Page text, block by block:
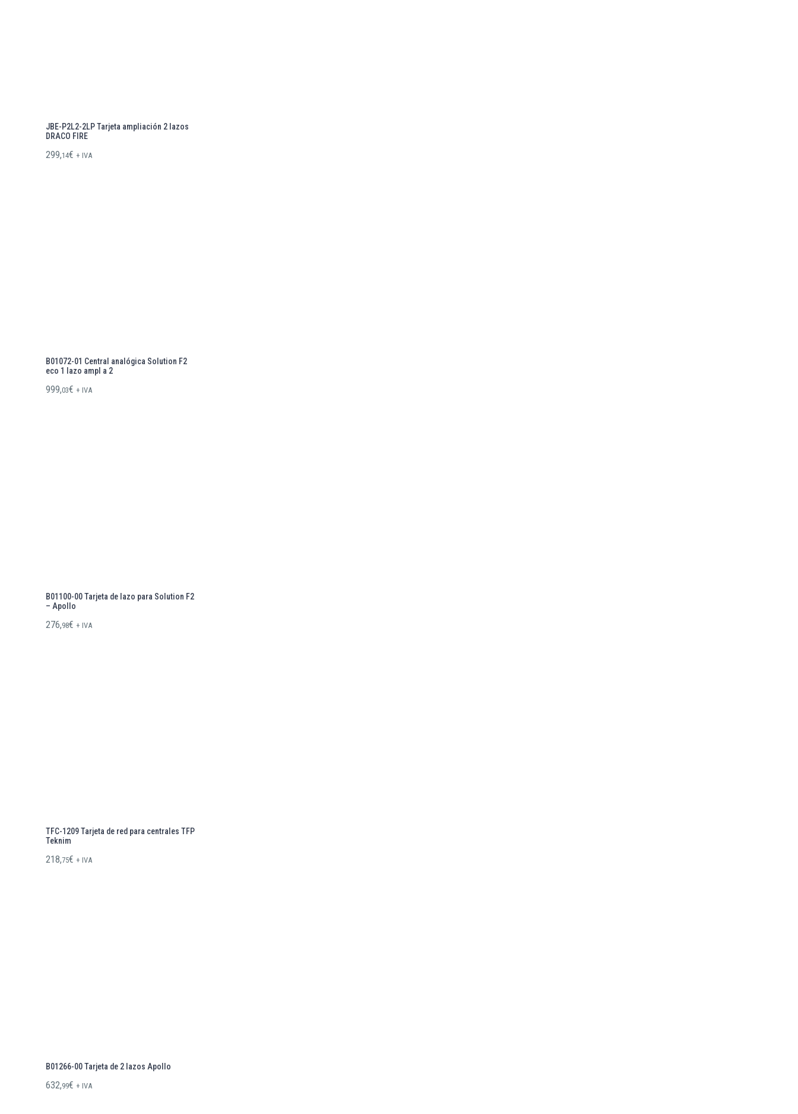
JBE-P2L2-2LP Tarjeta ampliación 2 lazos
DRACO FIRE
299,14€ + IVA
B01072-01 Central analógica Solution F2
eco 1 lazo ampl a 2
999,03€ + IVA
B01100-00 Tarjeta de lazo para Solution F2
– Apollo
276,98€ + IVA
TFC-1209 Tarjeta de red para centrales TFP
Teknim
218,75€ + IVA
B01266-00 Tarjeta de 2 lazos Apollo
632,99€ + IVA